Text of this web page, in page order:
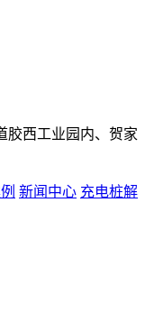
胶西工业园内、贺家
新闻中心 充电桩解